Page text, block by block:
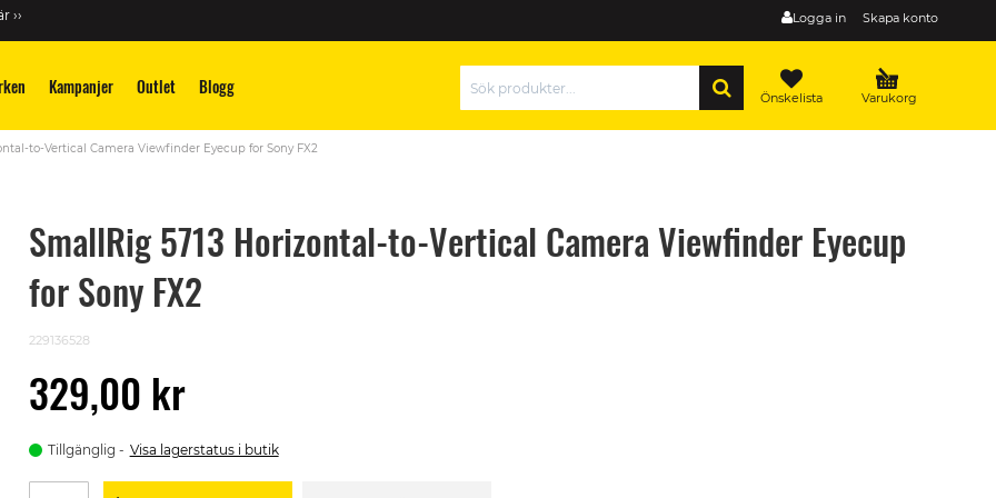
Logga in Skapa konto
››
Kampanjer Outlet Blogg Varukorg
Önskelista
to-Vertical Camera Viewfinder Eyecup for Sony FX2
SmallRig 5713 Horizontal-to-Vertical Camera Viewfinder Eyecup
for Sony FX2
229136528
329,00 kr
Tillgänglig Visa lagerstatus i butik